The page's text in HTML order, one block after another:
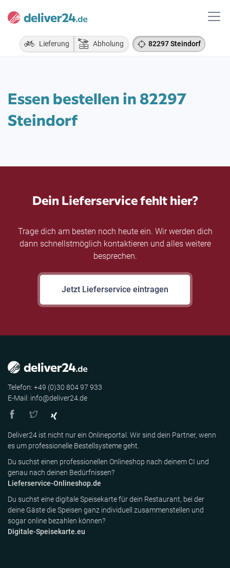
Lieferung Abholung 82297 Steindorf
Essen bestellen in 82297
Steindorf
Dein Lieferservice fehlt hier?
Trage dich am besten noch heute ein. Wir werden dich
dann schnellstmöglich kontaktieren und alles weitere
besprechen.
Jetzt Lieferservice eintragen
Telefon: +49 (0)30 804 97 933
E-Mail: info@deliver24.de
Deliver24 ist nicht nur ein Onlineportal. Wir sind dein Partner, wenn
es um professionelle Bestellsysteme geht.
Du suchst einen professionellen Onlineshop nach deinem CI und
genau nach deinen Bedürfnissen?
Lieferservice-Onlineshop.de
Du suchst eine digitale Speisekarte für dein Restaurant, bei der
deine Gäste die Speisen ganz individuell zusammenstellen und
sogar online bezahlen können?
Digitale-Speisekarte.eu